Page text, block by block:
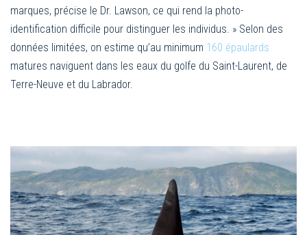
marques, précise le Dr. Lawson, ce qui rend la photo-
identification difficile pour distinguer les individus. » Selon des
données limitées, on estime qu’au minimum 160 épaulards
matures naviguent dans les eaux du golfe du Saint-Laurent, de
Terre-Neuve et du Labrador.